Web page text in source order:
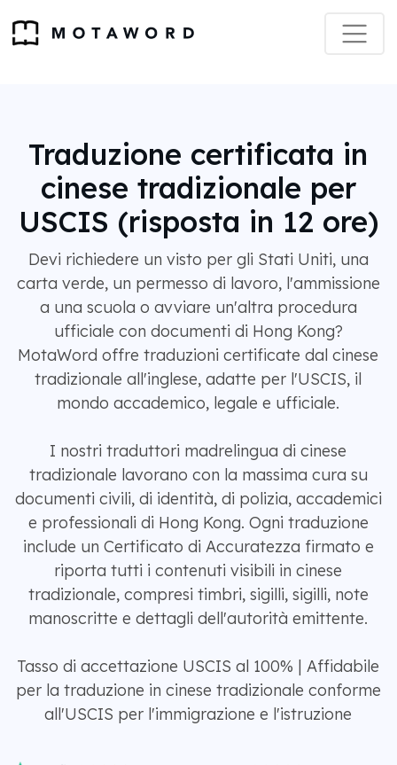
Traduzione certificata in
cinese tradizionale per
USCIS (risposta in 12 ore)
Devi richiedere un visto per gli Stati Uniti, una
carta verde, un permesso di lavoro, l'ammissione
a una scuola o avviare un'altra procedura
ufficiale con documenti di Hong Kong?
MotaWord offre traduzioni certificate dal cinese
tradizionale all'inglese, adatte per l'USCIS, il
mondo accademico, legale e ufficiale.
I nostri traduttori madrelingua di cinese
tradizionale lavorano con la massima cura su
documenti civili, di identità, di polizia, accademici
e professionali di Hong Kong. Ogni traduzione
include un Certificato di Accuratezza firmato e
riporta tutti i contenuti visibili in cinese
tradizionale, compresi timbri, sigilli, sigilli, note
manoscritte e dettagli dell'autorità emittente.
Tasso di accettazione USCIS al 100% | Affidabile
per la traduzione in cinese tradizionale conforme
all'USCIS per l'immigrazione e l'istruzione